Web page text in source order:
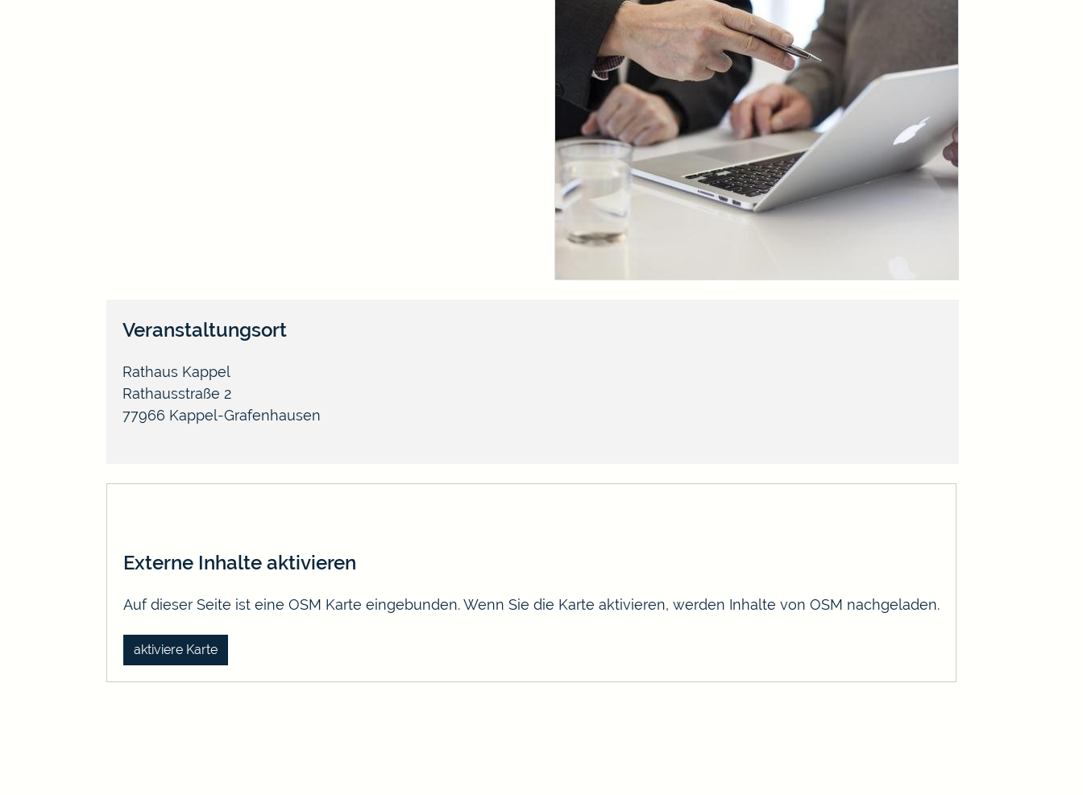
Veranstaltungsort
Rathaus Kappel
Rathausstraße 2
77966 Kappel-Grafenhausen
Externe Inhalte aktivieren
Auf dieser Seite ist eine OSM Karte eingebunden. Wenn Sie die Karte aktivieren, werden Inhalte von OSM nachgeladen.
aktiviere Karte